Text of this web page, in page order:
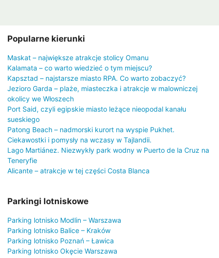
Popularne kierunki
Maskat – największe atrakcje stolicy Omanu
Kalamata – co warto wiedzieć o tym miejscu?
Kapsztad – najstarsze miasto RPA. Co warto zobaczyć?
Jezioro Garda – plaże, miasteczka i atrakcje w malowniczej
okolicy we Włoszech
Port Said, czyli egipskie miasto leżące nieopodal kanału
sueskiego
Patong Beach – nadmorski kurort na wyspie Pukhet.
Ciekawostki i pomysły na wczasy w Tajlandii.
Lago Martiánez. Niezwykły park wodny w Puerto de la Cruz na
Teneryfie
Alicante – atrakcje w tej części Costa Blanca
Parkingi lotniskowe
Parking lotnisko Modlin – Warszawa
Parking lotnisko Balice – Kraków
Parking lotnisko Poznań – Ławica
Parking lotnisko Okęcie Warszawa